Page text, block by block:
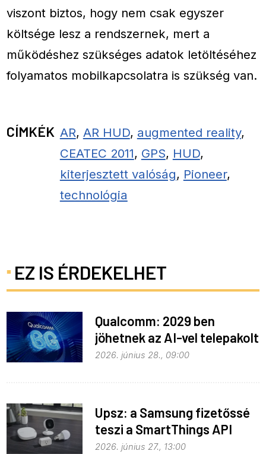
viszont biztos, hogy nem csak egyszer
költsége lesz a rendszernek, mert a
működéshez szükséges adatok letöltéséhez
folyamatos mobilkapcsolatra is szükség van.
CÍMKÉK AR, AR HUD, augmented reality,
CEATEC 2011, GPS, HUD,
kiterjesztett valóság, Pioneer,
technológia
EZ IS ÉRDEKELHET
Qualcomm: 2029 ben
jöhetnek az AI-vel telepakolt
6G-s telefonok
2026. június 28., 09:00
Upsz: a Samsung fizetőssé
teszi a SmartThings API
hozzáférést
2026. június 27., 13:00